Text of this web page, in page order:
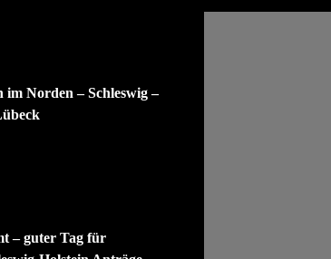
im Norden – Schleswig –
– guter Tag für